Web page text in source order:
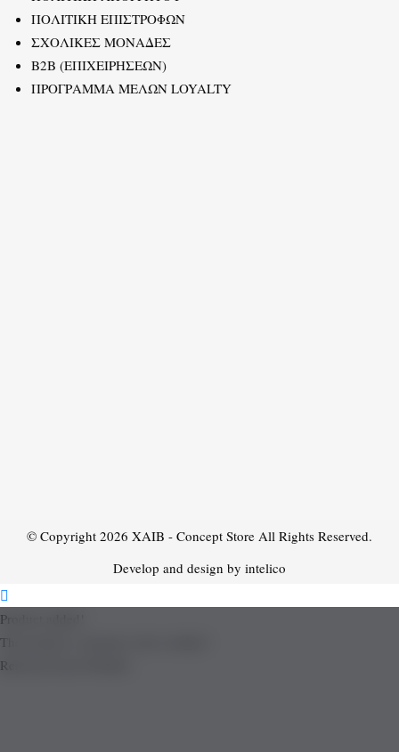
ΠΟΛΙΤΙΚΗ ΕΠΙΣΤΡΟΦΩΝ
ΣΧΟΛΙΚΕΣ ΜΟΝΑΔΕΣ
B2B (ΕΠΙΧΕΙΡΗΣΕΩΝ)
ΠΡΟΓΡΑΜΜΑ ΜΕΛΩΝ LOYALTY
© Copyright 2026 XAIB - Concept Store All Rights Reserved.
Develop and design by intelico
Product added!
The product is already in the wishlist!
Removed from Wishlist